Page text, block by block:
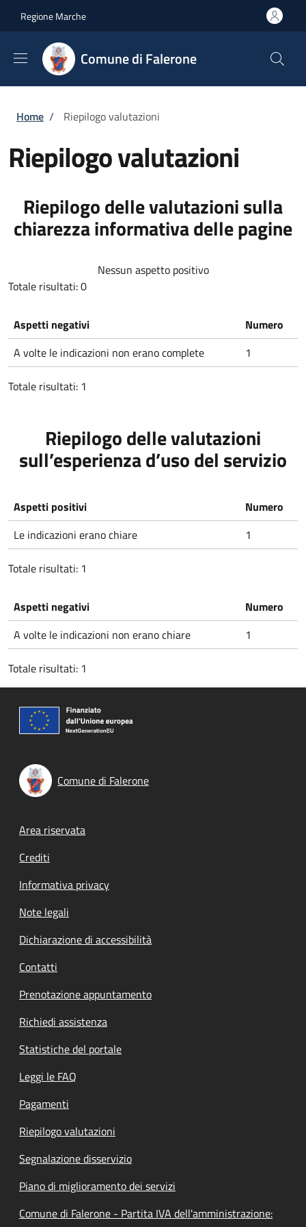
Regione Marche
Comune di Falerone
Briciole di pane
Home / Riepilogo valutazioni
Riepilogo valutazioni
Riepilogo delle valutazioni sulla
chiarezza informativa delle pagine
Nessun aspetto positivo
Totale risultati: 0
Aspetti negativi
Numero
A volte le indicazioni non erano complete
1
Totale risultati: 1
Riepilogo delle valutazioni
sull’esperienza d’uso del servizio
Aspetti positivi
Numero
Le indicazioni erano chiare
1
Totale risultati: 1
Aspetti negativi
Numero
A volte le indicazioni non erano chiare
1
Totale risultati: 1
Comune di Falerone
Footer menu
Area riservata
Crediti
Informativa privacy
Note legali
Dichiarazione di accessibilità
Contatti
Prenotazione appuntamento
Richiedi assistenza
Statistiche del portale
Leggi le FAQ
Pagamenti
Riepilogo valutazioni
Segnalazione disservizio
Piano di miglioramento dei servizi
Comune di Falerone - Partita IVA dell'amministrazione: